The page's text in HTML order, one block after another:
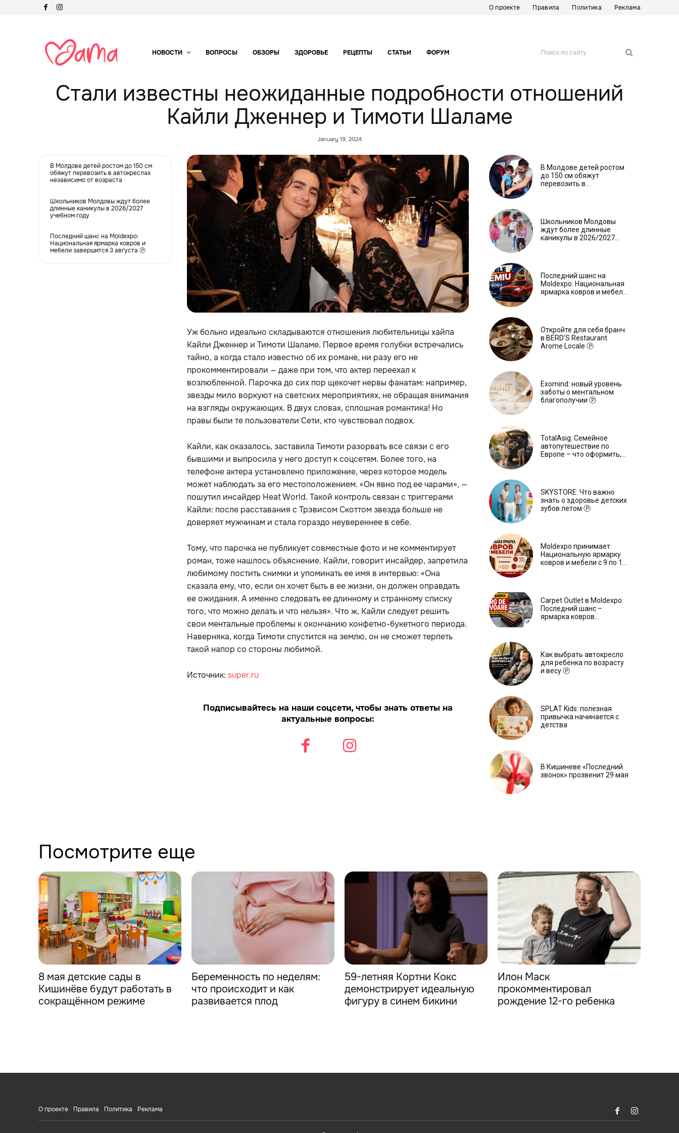
О проекте Правила Политика Реклама
НОВОСТИ ВОПРОСЫ ОБЗОРЫ ЗДОРОВЬЕ РЕЦЕПТЫ СТАТЬИ ФОРУМ Поиск по сайту
Стали известны неожиданные подробности отношений
Кайли Дженнер и Тимоти Шаламе
January 19, 2024
В Молдове детей ростом до 150 см
обяжут перевозить в автокреслах
независимо от возраста
Школьников Молдовы ждут более
длинные каникулы в 2026/2027
учебном году
Последний шанс на Moldexpo:
Национальная ярмарка ковров и
мебели завершится 3 августа Ⓟ
Уж больно идеально складываются отношения любительницы хайпа
Кайли Дженнер и Тимоти Шаламе. Первое время голубки встречались
тайно, а когда стало известно об их романе, ни разу его не
прокомментировали — даже при том, что актер переехал к
возлюбленной. Парочка до сих пор щекочет нервы фанатам: например,
звезды мило воркуют на светских мероприятиях, не обращая внимания
на взгляды окружающих. В двух словах, сплошная романтика! Но
правы были те пользователи Сети, кто чувствовал подвох.
Кайли, как оказалось, заставила Тимоти разорвать все связи с его
бывшими и выпросила у него доступ к соцсетям. Более того, на
телефоне актера установлено приложение, через которое модель
может наблюдать за его местоположением. «Он явно под ее чарами», —
пошутил инсайдер Heat World. Такой контроль связан с триггерами
Кайли: после расставания с Трэвисом Скоттом звезда больше не
доверяет мужчинам и стала гораздо неувереннее в себе.
Тому, что парочка не публикует совместные фото и не комментирует
роман, тоже нашлось объяснение. Кайли, говорит инсайдер, запретила
любимому постить снимки и упоминать ее имя в интервью: «Она
сказала ему, что, если он хочет быть в ее жизни, он должен оправдать
ее ожидания. А именно следовать ее длинному и странному списку
того, что можно делать и что нельзя». Что ж, Кайли следует решить
свои ментальные проблемы к окончанию конфетно-букетного периода.
Наверняка, когда Тимоти спустится на землю, он не сможет терпеть
такой напор со стороны любимой.
Источник: super.ru
Подписывайтесь на наши соцсети, чтобы знать ответы на
актуальные вопросы:
В Молдове детей ростом
до 150 см обяжут
перевозить в
Школьников Молдовы
ждут более длинные
каникулы в 2026/2027
Последний шанс на
Moldexpo: Национальная
ярмарка ковров и мебели
Откройте для себя бранч
в BERD’S Restaurant
Arome Locale Ⓟ
Exomind: новый уровень
заботы о ментальном
благополучии Ⓟ
TotalAsig: Семейное
автопутешествие по
Европе – что оформить,
SKYSTORE: Что важно
знать о здоровье детских
зубов летом Ⓟ
Moldexpo принимает
Национальную ярмарку
ковров и мебели с 9 по 14
Carpet Outlet в Moldexpo:
Последний шанс –
ярмарка ковров
Как выбрать автокресло
для ребёнка по возрасту
и весу Ⓟ
SPLAT Kids: полезная
привычка начинается с
детства
В Кишиневе «Последний
звонок» прозвенит 29 мая
Посмотрите еще
8 мая детские сады в
Кишинёве будут работать в
сокращённом режиме
Беременность по неделям:
что происходит и как
развивается плод
59-летняя Кортни Кокс
демонстрирует идеальную
фигуру в синем бикини
Илон Маск
прокомментировал
рождение 12-го ребенка
О проекте Правила Политика Реклама